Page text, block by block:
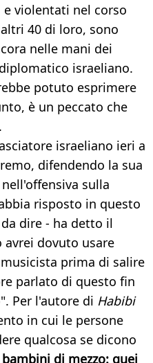
violentati nel corso
40 di loro, sono
nelle mani dei
israeliano.
potuto esprimere
è un peccato che
israeliano ieri a
difendendo la sua
sulla
risposto in questo
dire - ha detto il
avrei dovuto usare
prima di salire
parlato di questo fin
Per l'autore di Habibi
in cui le persone
qualcosa se dicono
di mezzo: quei